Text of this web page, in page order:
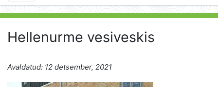
Hellenurme vesiveskis
Avaldatud: 12 detsember, 2021